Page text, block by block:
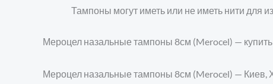
Тампоны могут иметь или не иметь нити для
Мероцел назальные тампоны 8см (Merocel) —
Мероцел назальные тампоны 8см (Merocel) — Киев,